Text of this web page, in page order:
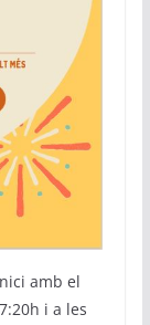
amb el
i a les